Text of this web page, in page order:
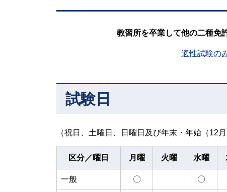
教習所を卒業して他の二種免
適性試験の
試験日
（祝日、土曜日、日曜日及び年末・年始（12
区分／曜日 月曜 火曜 水曜
一般 〇 〇